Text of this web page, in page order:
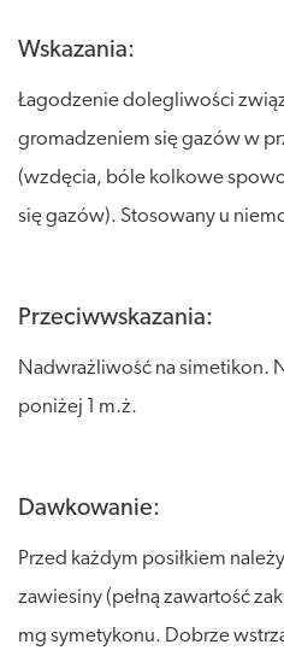
Wskazania:
Łagodzenie dolegliwości
gromadzeniem się gazów w
(wzdęcia, bóle kolkowe
się gazów). Stosowany u
Przeciwwskazania:
Nadwrażliwość na simetikon.
poniżej 1 m.ż.
Dawkowanie:
Przed każdym posiłkiem
zawiesiny (pełną zawartość
mg symetykonu. Dobrze